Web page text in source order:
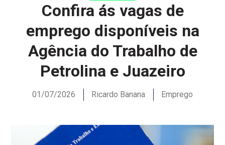
Confira ás vagas de
emprego disponíveis na
Agência do Trabalho de
Petrolina e Juazeiro
01/07/2026 Ricardo Banana Emprego